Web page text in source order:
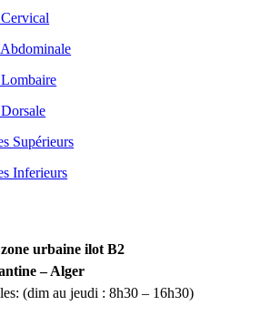
Supérieurs
Inferieurs
urbaine ilot B2
– Alger
(dim au jeudi : 8h30 – 16h30)